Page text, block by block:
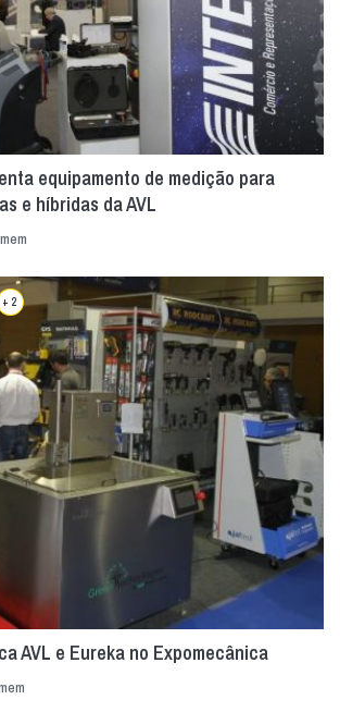
equipamento de medição para
e híbridas da AVL
+ 2
AVL e Eureka no Expomecânica